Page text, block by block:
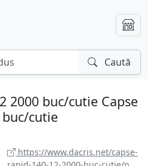
Caută
2000 buc/cutie Capse
buc/cutie
https://www.dacris.net/capse-